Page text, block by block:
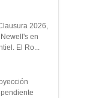
2026,
en
El Ro...